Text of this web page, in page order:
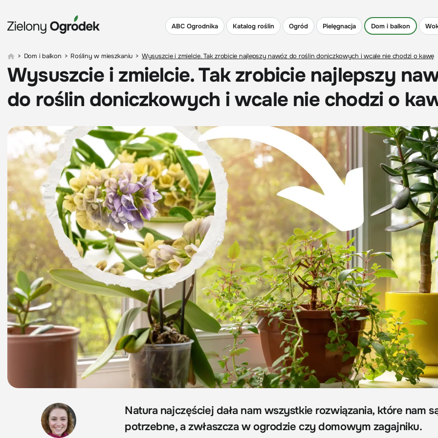
ABC Ogrodnika Katalog roślin Ogród Pielęgnacja Dom i balkon
> Dom i balkon > Rośliny w mieszkaniu > Wysuszcie i zmielcie. Tak zrobicie najlepszy nawóz do roślin doniczkowych i wcale nie chodzi o kawę
Wysuszcie i zmielcie. Tak zrobicie najlepszy
do roślin doniczkowych i wcale nie chodzi o
Natura najczęściej dała nam wszystkie rozwiązania, które nam
potrzebne, a zwłaszcza w ogrodzie czy domowym zagajniku.